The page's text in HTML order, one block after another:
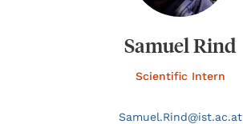
Samuel Rind
Scientific Intern
Samuel.Rind@ist.ac.at